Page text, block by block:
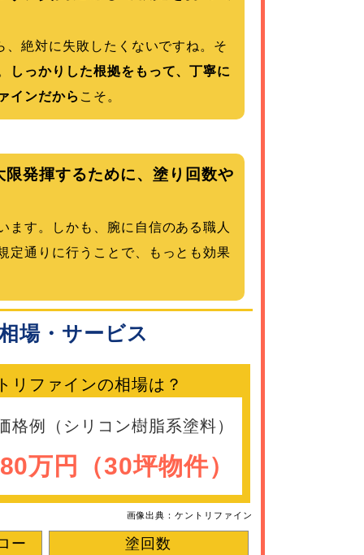
絶対に失敗したくないですね。そ
しっかりした根拠をもって、丁寧に
インだから こそ。
発揮するために、塗り回数や
ます。しかも、腕に自信のある職人
定通りに行うことで、もっとも効果
場・サービス
リファインの相場は？
格例（シリコン樹脂系塗料）
万円（30坪物件）
画像出典：ケントリファイン
ー 塗回数